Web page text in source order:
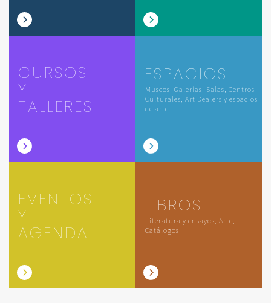
CURSOS
Y
TALLERES
ESPACIOS
Museos, Galerías, Salas, Centros
Culturales, Art Dealers y espacios
de arte
EVENTOS
Y
AGENDA
LIBROS
Literatura y ensayos, Arte,
Catálogos